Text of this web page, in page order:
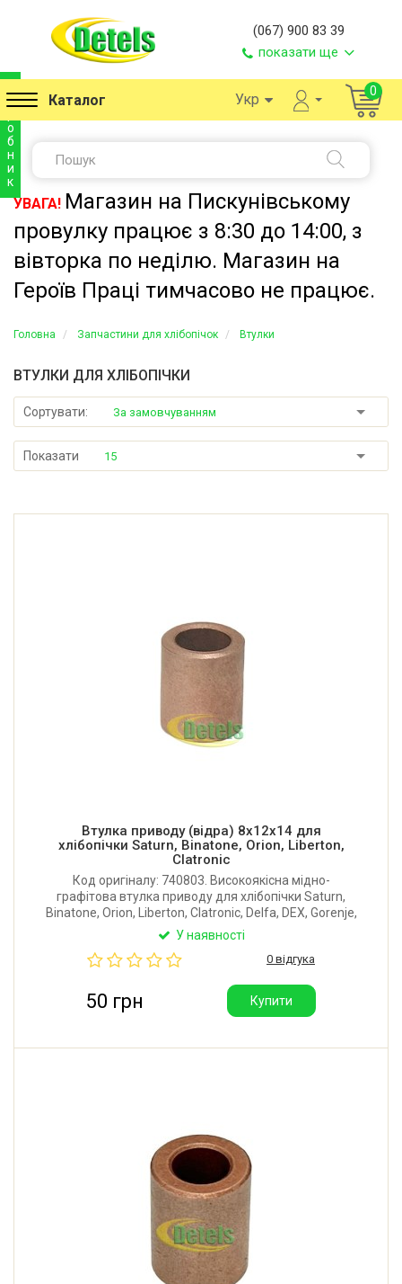
(067) 900 83 39
показати ще
Каталог Укр 0
УВАГА! Магазин на Пискунівському
провулку працює з 8:30 до 14:00, з
вівторка по неділю. Магазин на
Героїв Праці тимчасово не працює.
Головна Запчастини для хлібопічок Втулки
ВТУЛКИ ДЛЯ ХЛІБОПІЧКИ
Сортувати: За замовчуванням
Показати 15
и
о
б
н
и
к
Втулка приводу (відра) 8x12x14 для
хлібопічки Saturn, Binatone, Orion, Liberton,
Clatronic
Код оригіналу: 740803. Високоякісна мідно-
графітова втулка приводу для хлібопічки Saturn,
Binatone, Orion, Liberton, Clatronic, Delfa, DEX, Gorenje,
Scarlett та інших. Діаметр внутрішній: 8 мм. Діаметр
У наявності
0 відгука
50 грн Купити